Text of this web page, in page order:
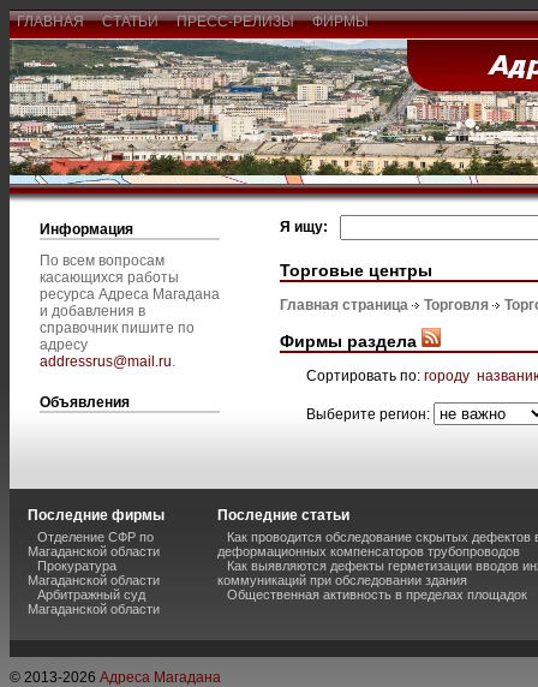
ГЛАВНАЯ СТАТЬИ ПРЕСС-РЕЛИЗЫ ФИРМЫ
Информация
По всем вопросам
касающихся работы
ресурса Адреса Магадана
и добавления в
справочник пишите по
адресу
addressrus@mail.ru.
Объявления
Я ищу:
Торговые центры
Главная страница Торговля
Фирмы раздела
Сортировать по: городу
Выберите регион:
Последние фирмы
Отделение СФР по
Магаданской области
Прокуратура
Магаданской области
Арбитражный суд
Магаданской области
Последние статьи
Как проводится обследование скрытых дефектов
деформационных компенсаторов трубопроводов
Как выявляются дефекты герметизации вводов
коммуникаций при обследовании здания
Общественная активность в пределах площадок
© 2013-2026 Адреса Магадана